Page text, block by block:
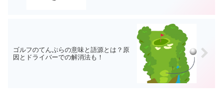
ゴルフのてんぷらの意味と語源とは？原
因とドライバーでの解消法も！